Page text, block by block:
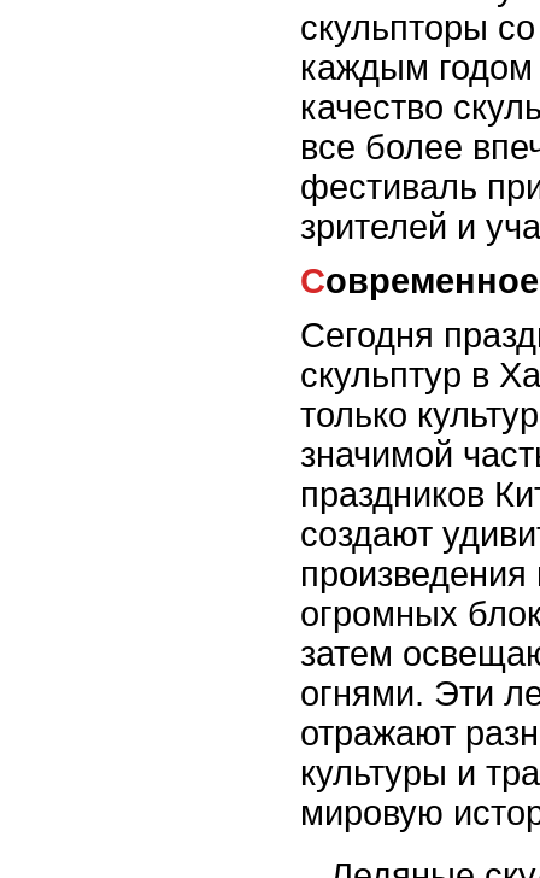
скульпторы
каждым годом
качество
все более
фестиваль
зрителей и
Сегодня
скульптур в
только
значимой
праздников
создают
произведения
огромных
затем
огнями. Эти
отражают
культуры и
мировую